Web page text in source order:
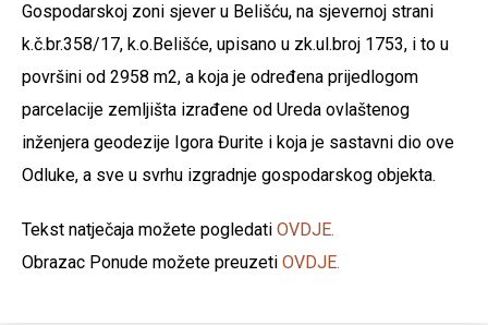
Gospodarskoj zoni sjever u Belišću, na sjevernoj strani
k.č.br.358/17, k.o.Belišće, upisano u zk.ul.broj 1753, i to u
površini od 2958 m2, a koja je određena prijedlogom
parcelacije zemljišta izrađene od Ureda ovlaštenog
inženjera geodezije Igora Đurite i koja je sastavni dio ove
Odluke, a sve u svrhu izgradnje gospodarskog objekta.
Tekst natječaja možete pogledati OVDJE.
Obrazac Ponude možete preuzeti OVDJE.